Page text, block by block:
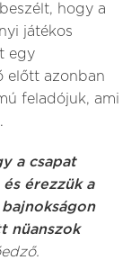
hogy a
játékos
egy
előtt azonban
feladójuk, ami
a csapat
érezzük a
nüanszok